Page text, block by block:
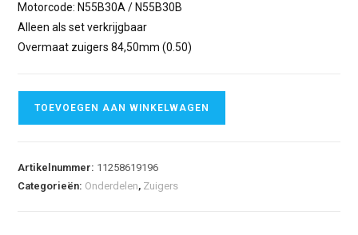
Motorcode: N55B30A / N55B30B
Alleen als set verkrijgbaar
Overmaat zuigers 84,50mm (0.50)
TOEVOEGEN AAN WINKELWAGEN
Artikelnummer: 11258619196
Categorieën: Onderdelen, Zuigers